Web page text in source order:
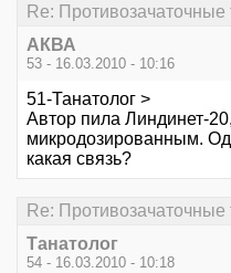
Re:
АКВА
53 - 16.03.2010 - 10:16
51-Танатолог >
Автор пила Линдинет-
микродозированным.
какая связь?
Re:
Танатолог
54 - 16.03.2010 - 10:18